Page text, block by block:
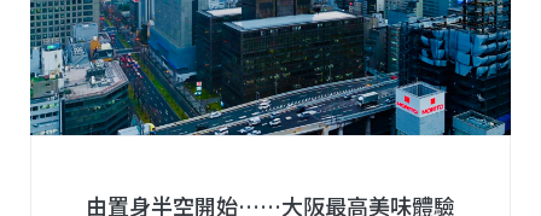
由置身半空開始……大阪最高美味體驗